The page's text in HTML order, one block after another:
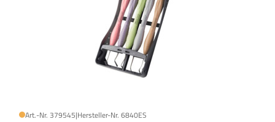
Art.-Nr. 379545|Hersteller-Nr. 6840ES